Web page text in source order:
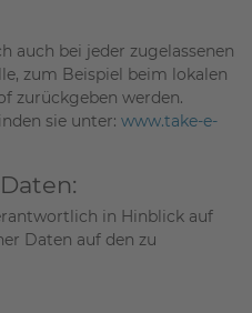
auch bei jeder zugelassenen
zum Beispiel beim lokalen
zurückgeben werden.
sie unter: www.take-e-
in Hinblick auf
Daten auf den zu